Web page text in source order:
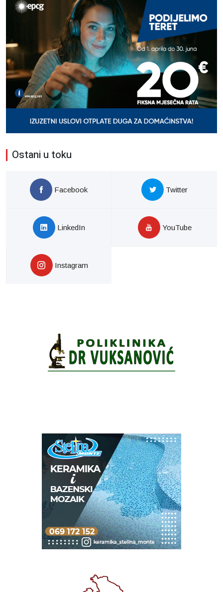
Ostani u toku
Facebook Twitter
LinkedIn YouTube
Instagram